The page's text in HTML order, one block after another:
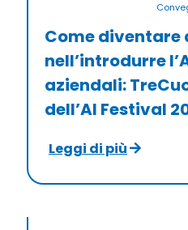
Come diventare
nell’introdurre
aziendali:
dell’AI Festival
Leggi di più